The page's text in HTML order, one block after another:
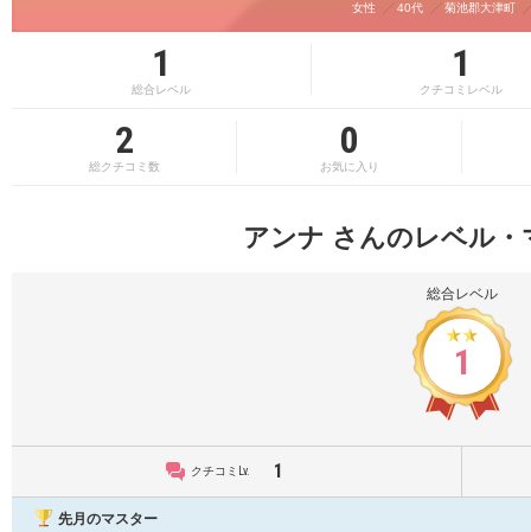
女性 40代 菊池郡大津町
1
総合レベル
1
クチコミレベル
2
総クチコミ数
0
お気に入り
アンナ さんのレベル・
総合レベル
1
クチコミLv. 1
先月のマスター